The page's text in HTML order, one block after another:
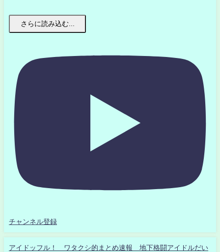
さらに読み込む...
チャンネル登録
アイドッフル！ ワタクシ的まとめ速報 地下格闘アイドルだい